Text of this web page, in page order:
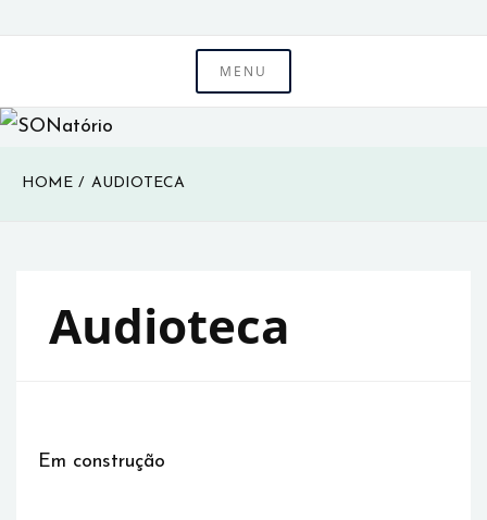
SONatório
MENU
HOME AUDIOTECA
Audioteca
Em construção